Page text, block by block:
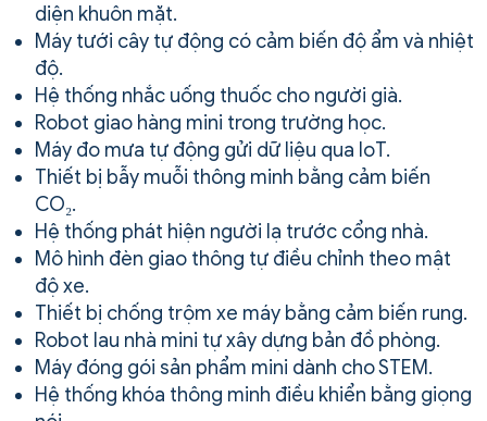
diện khuôn mặt.
Máy tưới cây tự động có cảm biến độ ẩm và nhiệt
độ.
Hệ thống nhắc uống thuốc cho người già.
Robot giao hàng mini trong trường học.
Máy đo mưa tự động gửi dữ liệu qua IoT.
Thiết bị bẫy muỗi thông minh bằng cảm biến
CO₂.
Hệ thống phát hiện người lạ trước cổng nhà.
Mô hình đèn giao thông tự điều chỉnh theo mật
độ xe.
Thiết bị chống trộm xe máy bằng cảm biến rung.
Robot lau nhà mini tự xây dựng bản đồ phòng.
Máy đóng gói sản phẩm mini dành cho STEM.
Hệ thống khóa thông minh điều khiển bằng giọng